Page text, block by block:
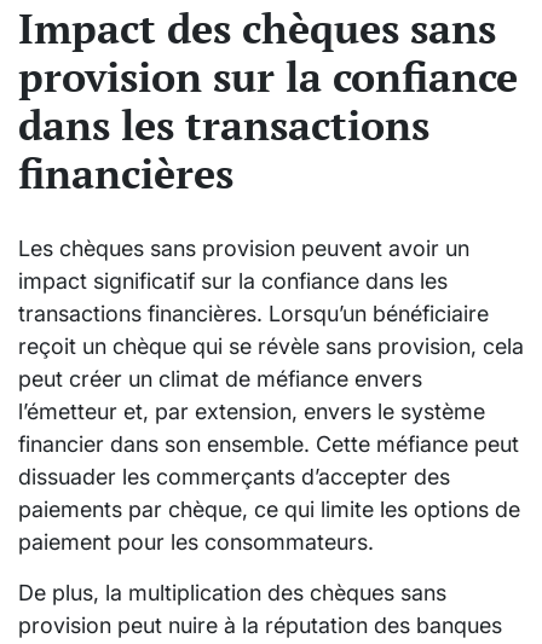
Impact des chèques sans
provision sur la confiance
dans les transactions
financières
Les chèques sans provision peuvent avoir un
impact significatif sur la confiance dans les
transactions financières. Lorsqu’un bénéficiaire
reçoit un chèque qui se révèle sans provision, cela
peut créer un climat de méfiance envers
l’émetteur et, par extension, envers le système
financier dans son ensemble. Cette méfiance peut
dissuader les commerçants d’accepter des
paiements par chèque, ce qui limite les options de
paiement pour les consommateurs.
De plus, la multiplication des chèques sans
provision peut nuire à la réputation des banques